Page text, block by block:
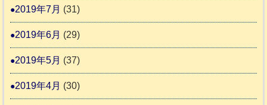
2019年7月 (31)
2019年6月 (29)
2019年5月 (37)
2019年4月 (30)